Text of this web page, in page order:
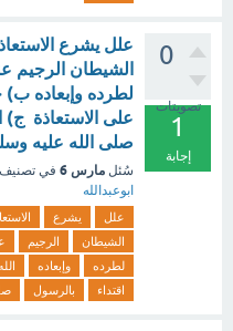
0
تصويتات
1
إجابة
علل يشرع
الشيطان الرجيم
لطرده وإبعاده ب)
على الاستعاذة ج)
صلى الله عليه
سُئل مارس 6 في تصنيف
ابوعبدالله
علل يشرع
الشيطان
الرجيم
لطرده
وإبعاده
اقتداء
بالرسول